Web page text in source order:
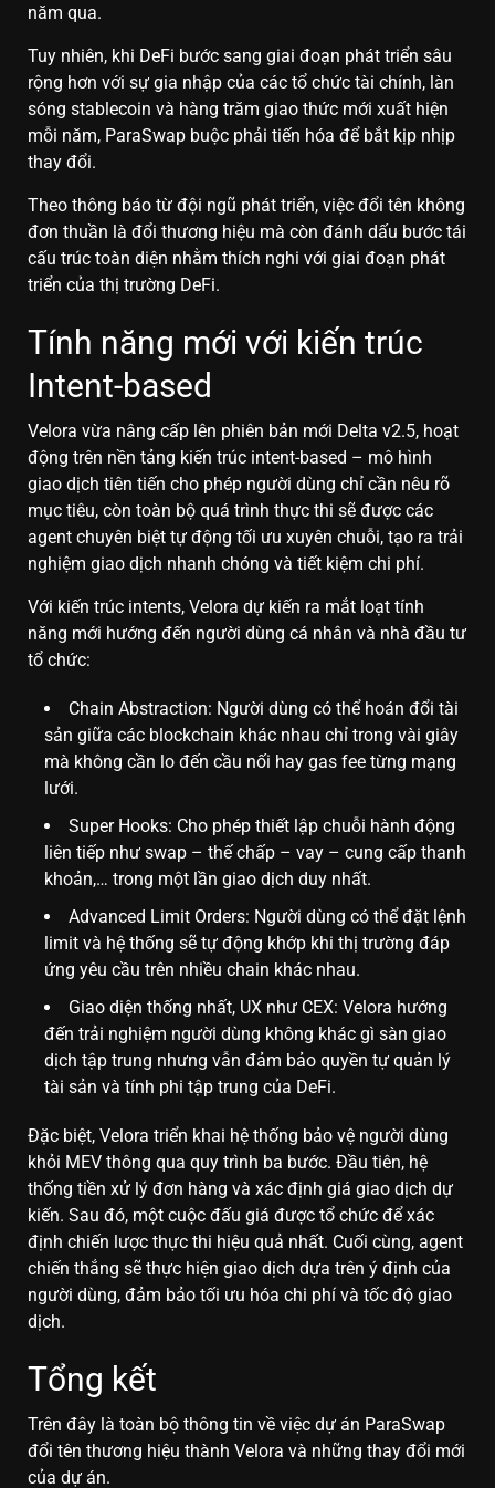
năm qua.
Tuy nhiên, khi DeFi bước sang giai đoạn phát triển sâu
rộng hơn với sự gia nhập của các tổ chức tài chính, làn
sóng stablecoin và hàng trăm giao thức mới xuất hiện
mỗi năm, ParaSwap buộc phải tiến hóa để bắt kịp nhịp
thay đổi.
Theo thông báo từ đội ngũ phát triển, việc đổi tên không
đơn thuần là đổi thương hiệu mà còn đánh dấu bước tái
cấu trúc toàn diện nhằm thích nghi với giai đoạn phát
triển của thị trường DeFi.
Tính năng mới với kiến trúc
Intent-based
Velora vừa nâng cấp lên phiên bản mới Delta v2.5, hoạt
động trên nền tảng kiến trúc intent-based – mô hình
giao dịch tiên tiến cho phép người dùng chỉ cần nêu rõ
mục tiêu, còn toàn bộ quá trình thực thi sẽ được các
agent chuyên biệt tự động tối ưu xuyên chuỗi, tạo ra trải
nghiệm giao dịch nhanh chóng và tiết kiệm chi phí.
Với kiến trúc intents, Velora dự kiến ra mắt loạt tính
năng mới hướng đến người dùng cá nhân và nhà đầu tư
tổ chức:
Chain Abstraction: Người dùng có thể hoán đổi tài
sản giữa các blockchain khác nhau chỉ trong vài giây
mà không cần lo đến cầu nối hay gas fee từng mạng
lưới.
Super Hooks: Cho phép thiết lập chuỗi hành động
liên tiếp như swap – thế chấp – vay – cung cấp thanh
khoản,… trong một lần giao dịch duy nhất.
Advanced Limit Orders: Người dùng có thể đặt lệnh
limit và hệ thống sẽ tự động khớp khi thị trường đáp
ứng yêu cầu trên nhiều chain khác nhau.
Giao diện thống nhất, UX như CEX: Velora hướng
đến trải nghiệm người dùng không khác gì sàn giao
dịch tập trung nhưng vẫn đảm bảo quyền tự quản lý
tài sản và tính phi tập trung của DeFi.
Đặc biệt, Velora triển khai hệ thống bảo vệ người dùng
khỏi MEV thông qua quy trình ba bước. Đầu tiên, hệ
thống tiền xử lý đơn hàng và xác định giá giao dịch dự
kiến. Sau đó, một cuộc đấu giá được tổ chức để xác
định chiến lược thực thi hiệu quả nhất. Cuối cùng, agent
chiến thắng sẽ thực hiện giao dịch dựa trên ý định của
người dùng, đảm bảo tối ưu hóa chi phí và tốc độ giao
dịch.
Tổng kết
Trên đây là toàn bộ thông tin về việc dự án ParaSwap
đổi tên thương hiệu thành Velora và những thay đổi mới
của dự án.